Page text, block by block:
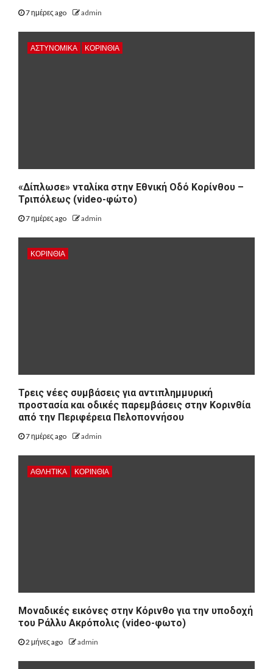
7 ημέρες ago admin
ΑΣΤΥΝΟΜΙΚΑ ΚΟΡΙΝΘΊΑ
«Δίπλωσε» νταλίκα στην Εθνική Oδό Κορίνθου –
Τριπόλεως (video-φώτο)
7 ημέρες ago admin
ΚΟΡΙΝΘΊΑ
Τρεις νέες συμβάσεις για αντιπλημμυρική
προστασία και οδικές παρεμβάσεις στην Κορινθία
από την Περιφέρεια Πελοποννήσου
7 ημέρες ago admin
ΑΘΛΗΤΙΚΑ ΚΟΡΙΝΘΊΑ
Μοναδικές εικόνες στην Κόρινθο για την υποδοχή
του Ράλλυ Ακρόπολις (video-φωτο)
2 μήνες ago admin